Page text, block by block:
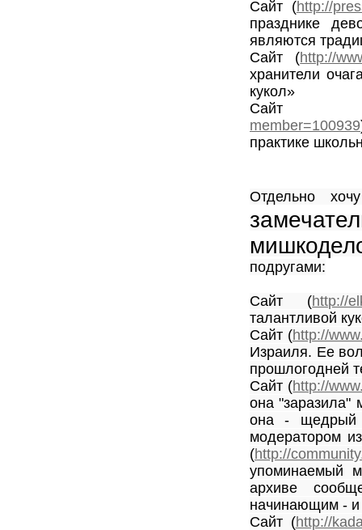
Сайт (http://
празднике
являются
Сайт (http://
хранители
кукол»
member=100939
практике
Отдельно
подругами:
Сайт (http://
талантливой
Сайт (http://
Израиля. Ее
прошлогодней
Сайт (http://
она "заразила"
она - щедрый
модератором
(http://
упоминаемый
архиве
начинающим - и
Сайт (http://